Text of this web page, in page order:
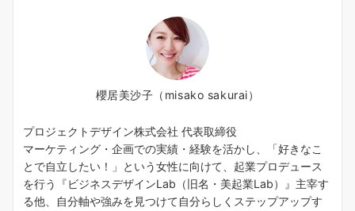
櫻居美沙子（misako sakurai）
プロジェクトデザイン株式会社 代表取締役
マーケティング・企画での実績・経験を活かし、「好きなこ
とで自立したい！」という女性に向けて、起業プロデュース
を行う『ビジネスデザインLab（旧名・美起業Lab）』主宰す
る他、自分軸や強みを見つけて自分らしくステップアップす